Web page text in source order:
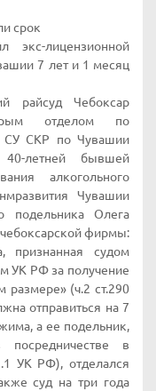
срок
лицензионной
7 лет и 1 месяц
райсуд Чебоксар
отделом по
СУ СКР по Чувашии
летней бывшей
алкогольного
Чувашии
подельника Олега
фирмы:
признанная судом
УК РФ за получение
размере» (ч.2 ст.290
отправиться на 7
а ее подельник,
в
УК РФ), отделался
суд на три года